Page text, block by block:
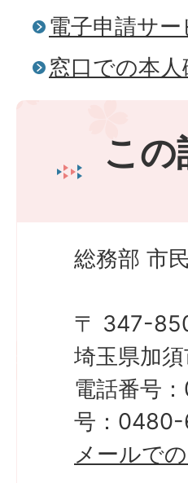
電子申請サー
窓口での本人
こ
総務部 市
〒 347-
埼玉県加
電話番号
号：
メールで